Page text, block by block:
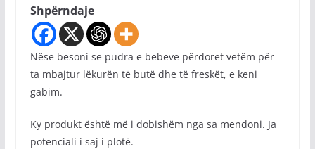
Shpërndaje
Nëse besoni se pudra e bebeve përdoret vetëm për
ta mbajtur lëkurën të butë dhe të freskët, e keni
gabim.
Ky produkt është më i dobishëm nga sa mendoni. Ja
potenciali i saj i plotë.